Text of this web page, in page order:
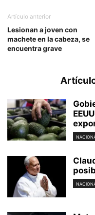
Artículo anterior
Lesionan a joven con
machete en la cabeza, se
encuentra grave